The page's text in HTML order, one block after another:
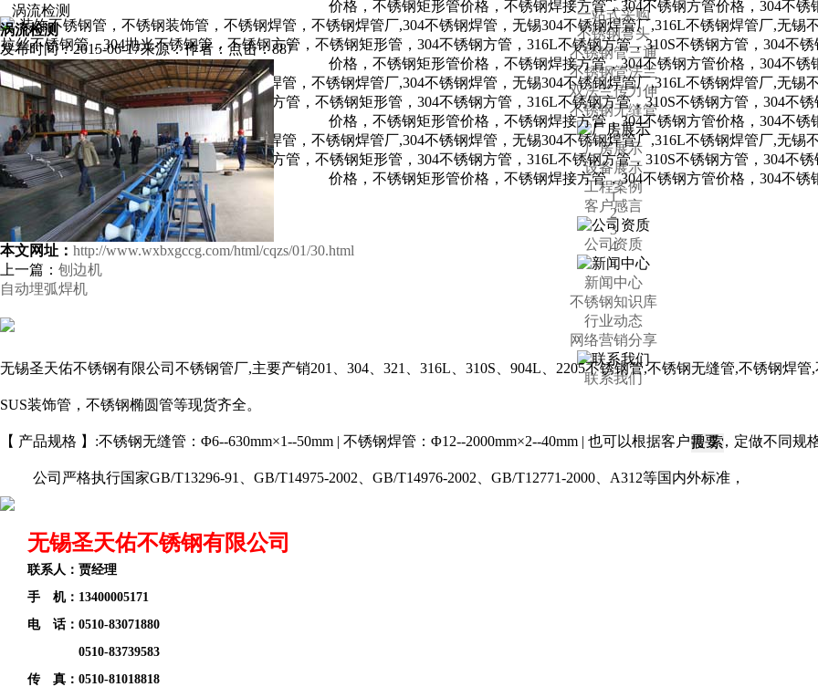
一站式采购
不锈钢弯头
不锈钢管三通
不锈钢管法兰
双法兰传力伸
不锈钢无缝管
厂房展示
设备展示
工程案例
客户感言
公司资质
新闻中心
不锈钢知识库
行业动态
网络营销分享
联系我们
1
2
3
4
涡流检测
涡流检测
发布时间：2015-06-17来源：作者：点击：887
本文网址： http://www.wxbxgccg.com/html/cqzs/01/30.html
上一篇： 刨边机
自动埋弧焊机
无锡圣天佑不锈钢有限公司不锈钢管厂,主要产销201、304、321、316L、310S、904L、2205不锈钢管,不锈钢无缝管,不锈钢焊
SUS装饰管，不锈钢椭圆管等现货齐全。
【 产品规格 】:不锈钢无缝管：Φ6--630mm×1--50mm | 不锈钢焊管：Φ12--2000mm×2--40mm | 也可以根据客户需要，定做不
公司严格执行国家GB/T13296-91、GB/T14975-2002、GB/T14976-2002、GB/T12771-2000、A312等国内外标准，
无锡圣天佑不锈钢有限公司
联系人：贾经理
手 机：13400005171
电 话： 0510-83071880
0510-83739583
传 真：0510-81018818